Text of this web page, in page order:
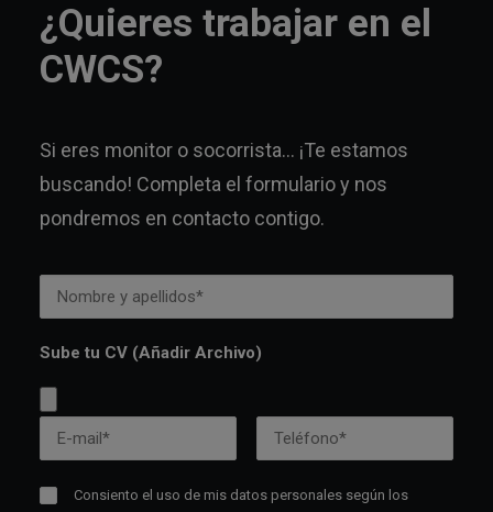
¿Quieres trabajar en el
CWCS?
Si eres monitor o socorrista… ¡Te estamos
buscando! Completa el formulario y nos
pondremos en contacto contigo.
Sube tu CV (Añadir Archivo)
Consiento el uso de mis datos personales según los